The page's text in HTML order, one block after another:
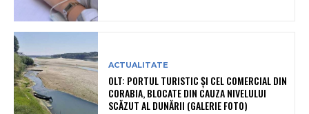
ACTUALITATE
OLT: PORTUL TURISTIC ȘI CEL COMERCIAL DIN
CORABIA, BLOCATE DIN CAUZA NIVELULUI
SCĂZUT AL DUNĂRII (GALERIE FOTO)